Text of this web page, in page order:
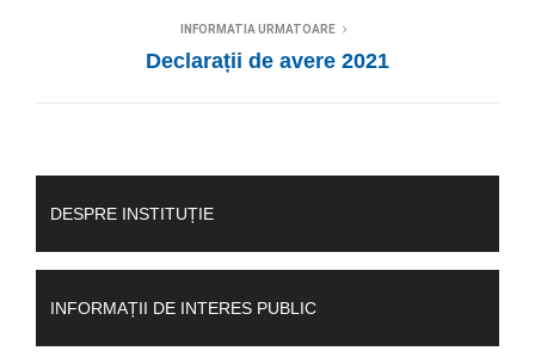
INFORMATIA URMATOARE
Declarații de avere 2021
DESPRE INSTITUȚIE
INFORMAȚII DE INTERES PUBLIC